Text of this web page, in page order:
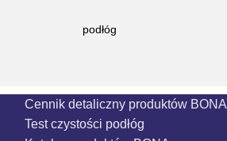
podłóg
Cennik detaliczny produktów BONA
Test czystości podłóg